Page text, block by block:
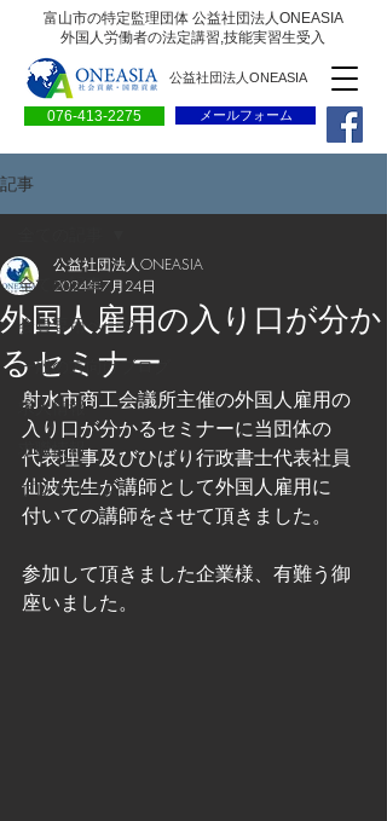
富山市の特定監理団体 公益社団法人ONEASIA
外国人労働者の法定講習,技能実習生受入
076-413-2275
公益社団法人ONEASIA
メールフォーム
記事
全ての記事
会員専用ページ
一般の方向けブログ
求人情報
求職情報
プレリリース
外国人雇用の入り口が分か
るセミナー
公益社団法人ONEASIA
2024年7月24日
射水市商工会議所主催の外国人雇用の
入り口が分かるセミナーに当団体の
代表理事及びひばり行政書士代表社員
仙波先生が講師として外国人雇用に
付いての講師をさせて頂きました。
参加して頂きました企業様、有難う御
座いました。